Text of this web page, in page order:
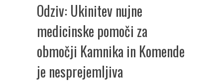
Odziv: Ukinitev nujne
medicinske pomoči za
območji Kamnika in Komende
je nesprejemljiva